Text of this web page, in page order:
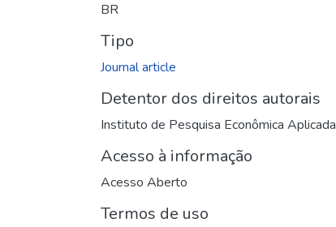
BR
Tipo
Journal article
Detentor dos direitos autorais
Instituto de Pesquisa Econômica
Acesso à informação
Acesso Aberto
Termos de uso